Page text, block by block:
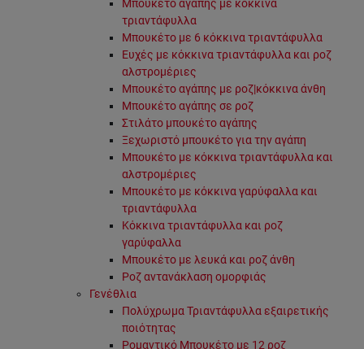
Μπουκέτο αγάπης με κόκκινα
τριαντάφυλλα
Μπουκέτο με 6 κόκκινα τριαντάφυλλα
Ευχές με κόκκινα τριαντάφυλλα και ροζ
αλστρομέριες
Μπουκέτο αγάπης με ροζ|κόκκινα άνθη
Μπουκέτο αγάπης σε ροζ
Στιλάτο μπουκέτο αγάπης
Ξεχωριστό μπουκέτο για την αγάπη
Μπουκέτο με κόκκινα τριαντάφυλλα και
αλστρομέριες
Μπουκέτο με κόκκινα γαρύφαλλα και
τριαντάφυλλα
Κόκκινα τριαντάφυλλα και ροζ
γαρύφαλλα
Μπουκέτο με λευκά και ροζ άνθη
Ροζ αντανάκλαση ομορφιάς
Γενέθλια
Πολύχρωμα Τριαντάφυλλα εξαιρετικής
ποιότητας
Ρομαντικό Μπουκέτο με 12 ροζ